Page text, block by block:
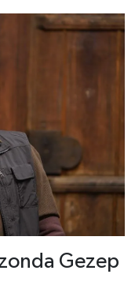
Gezep